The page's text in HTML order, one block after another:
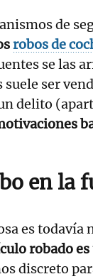
de
robos de
se las
ser
delito
en la
es
robado
discreto